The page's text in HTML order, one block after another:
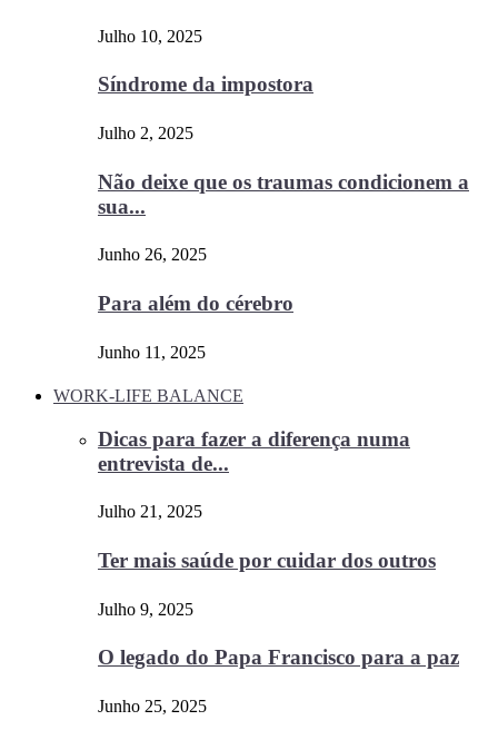
Julho 10, 2025
Síndrome da impostora
Julho 2, 2025
Não deixe que os traumas condicionem a
sua...
Junho 26, 2025
Para além do cérebro
Junho 11, 2025
WORK-LIFE BALANCE
Dicas para fazer a diferença numa
entrevista de...
Julho 21, 2025
Ter mais saúde por cuidar dos outros
Julho 9, 2025
O legado do Papa Francisco para a paz
Junho 25, 2025